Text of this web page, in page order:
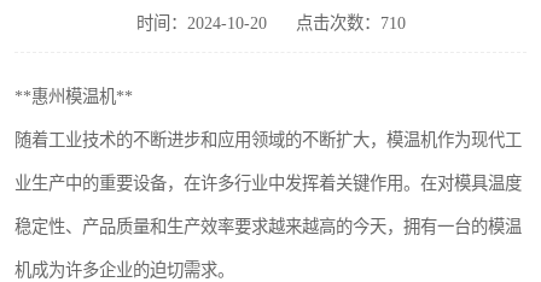
时间：2024-10-20 点击次数：710
**惠州模温机**
随着工业技术的不断进步和应用领域的不断扩大，模温机作为现代工
业生产中的重要设备，在许多行业中发挥着关键作用。在对模具温度
稳定性、产品质量和生产效率要求越来越高的今天，拥有一台的模温
机成为许多企业的迫切需求。